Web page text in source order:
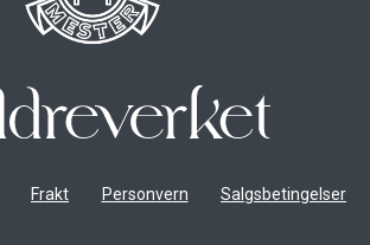
Frakt Personvern Salgsbetingelser